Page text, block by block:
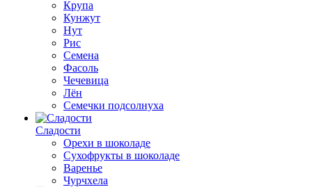
Крупа
Кунжут
Нут
Рис
Семена
Фасоль
Чечевица
Лён
Семечки подсолнуха
Сладости
Орехи в шоколаде
Сухофрукты в шоколаде
Варенье
Чурчхела